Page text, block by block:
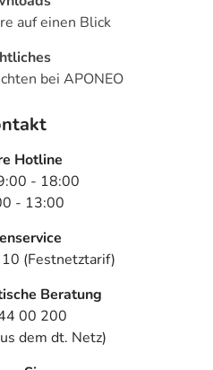
auf einen Blick
bei APONEO
Hotline
- 18:00
- 13:00
(Festnetztarif)
Beratung
00 200
dem dt. Netz)